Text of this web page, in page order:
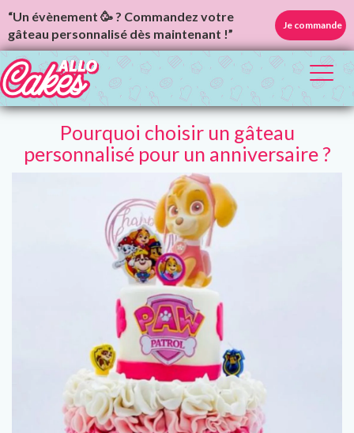
“Un évènement 🥳 ? Commandez votre
gâteau personnalisé dès maintenant !”
Je commande
Pourquoi choisir un gâteau
personnalisé pour un anniversaire ?